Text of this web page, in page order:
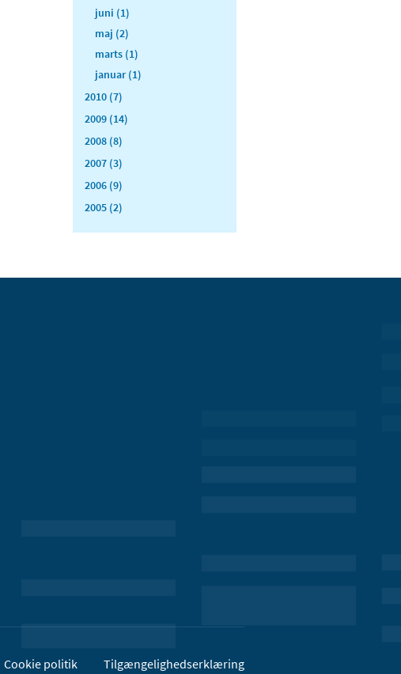
juni (1)
maj (2)
marts (1)
januar (1)
2010 (7)
2009 (14)
2008 (8)
2007 (3)
2006 (9)
2005 (2)
Cookie politik Tilgængelighedserklæring